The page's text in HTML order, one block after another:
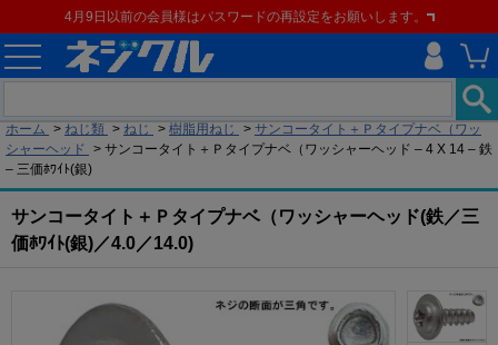
4月9日以前の会員様はパスワードの再設定をお願いします。
ホーム > ねじ類 > ねじ > 樹脂用ねじ > サンコータイト＋Ｐタイプナベ（ワッ
シャーヘッド
> サンコータイト＋Ｐタイプナベ（ワッシャーヘッド – 4 X 14 – 鉄
– 三価ﾎﾜｲﾄ(銀)
サンコータイト＋Ｐタイプナベ（ワッシャーヘッド(鉄／三
価ﾎﾜｲﾄ(銀)／4.0／14.0)